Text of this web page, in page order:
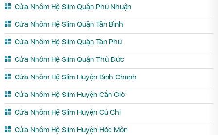
Cửa Nhôm Hệ Slim Quận Phú Nhuận
Cửa Nhôm Hệ Slim Quận Tân Bình
Cửa Nhôm Hệ Slim Quận Tân Phú
Cửa Nhôm Hệ Slim Quận Thủ Đức
Cửa Nhôm Hệ Slim Huyện Bình Chánh
Cửa Nhôm Hệ Slim Huyện Cần Giờ
Cửa Nhôm Hệ Slim Huyện Củ Chi
Cửa Nhôm Hệ Slim Huyện Hóc Môn